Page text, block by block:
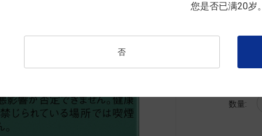
数量:
您是否已满20岁。
否